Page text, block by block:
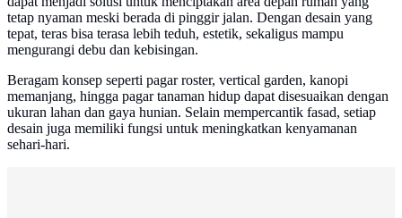
tetap nyaman meski berada di pinggir jalan. Dengan desain yang
tepat, teras bisa terasa lebih teduh, estetik, sekaligus mampu
mengurangi debu dan kebisingan.
Beragam konsep seperti pagar roster, vertical garden, kanopi
memanjang, hingga pagar tanaman hidup dapat disesuaikan dengan
ukuran lahan dan gaya hunian. Selain mempercantik fasad, setiap
desain juga memiliki fungsi untuk meningkatkan kenyamanan
sehari-hari.